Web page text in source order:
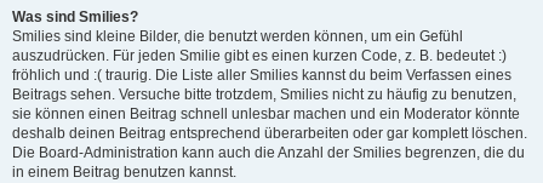
Was sind Smilies?
Smilies sind kleine Bilder, die benutzt werden können, um ein Gefühl
auszudrücken. Für jeden Smilie gibt es einen kurzen Code, z. B. bedeutet :)
fröhlich und :( traurig. Die Liste aller Smilies kannst du beim Verfassen eines
Beitrags sehen. Versuche bitte trotzdem, Smilies nicht zu häufig zu benutzen,
sie können einen Beitrag schnell unlesbar machen und ein Moderator könnte
deshalb deinen Beitrag entsprechend überarbeiten oder gar komplett löschen.
Die Board-Administration kann auch die Anzahl der Smilies begrenzen, die du
in einem Beitrag benutzen kannst.